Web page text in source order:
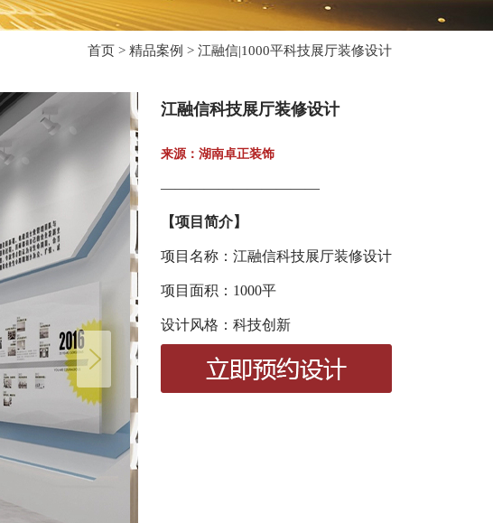
首页 > 精品案例 > 江融信|1000平科技展厅装修设计
江融信科技展厅装修设计
来源：湖南卓正装饰
———————————
【项目简介】
项目名称：江融信科技展厅装修设计
项目面积：1000平
设计风格：科技创新